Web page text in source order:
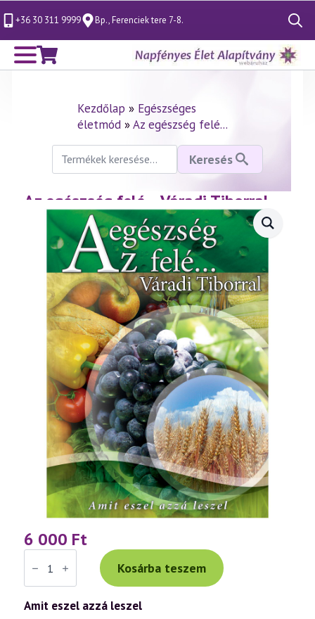
+36 30 311 9999 Bp., Ferenciek tere 7-8.
Search
for:
Kezdőlap » Egészséges
életmód»Az egészség felé...
Keresés
következőre:
Keresés
Az egészség felé… Váradi Tiborral –
DVD
6 000 Ft
Az
egészség
felé...
Váradi
Tiborral
-
Kosárba teszem
Amit eszel azzá leszel